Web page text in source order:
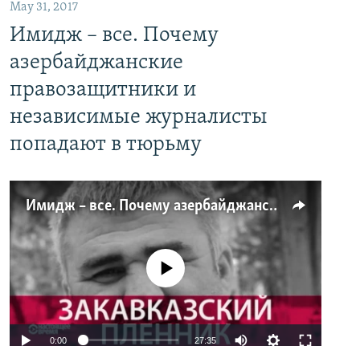
May 31, 2017
Имидж – все. Почему
азербайджанские
правозащитники и
независимые журналисты
попадают в тюрьму
Имидж – все. Почему азербайджанские правозащитники и независимые журналисты попадают в тюрьму
No media source currently available
0:00 27:35